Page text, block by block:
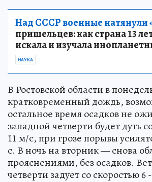
Над СССР военные натянули
пришельцев: как страна 13
искала и изучала
НАУКА
В Ростовской области в
кратковременный дождь,
остальное время осадков не
западной четверти будет дуть
11 м/с, при грозе порывы
с. В ночь на вторник — снова
прояснениями, без осадков.
четверти задует со скоростью 6